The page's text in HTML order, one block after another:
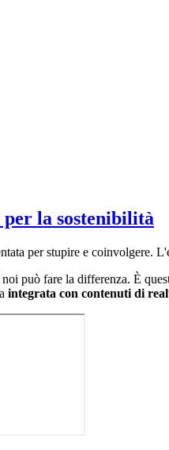
la sostenibilità
per stupire e coinvolgere.
può fare la differenza. È
integrata con contenuti di